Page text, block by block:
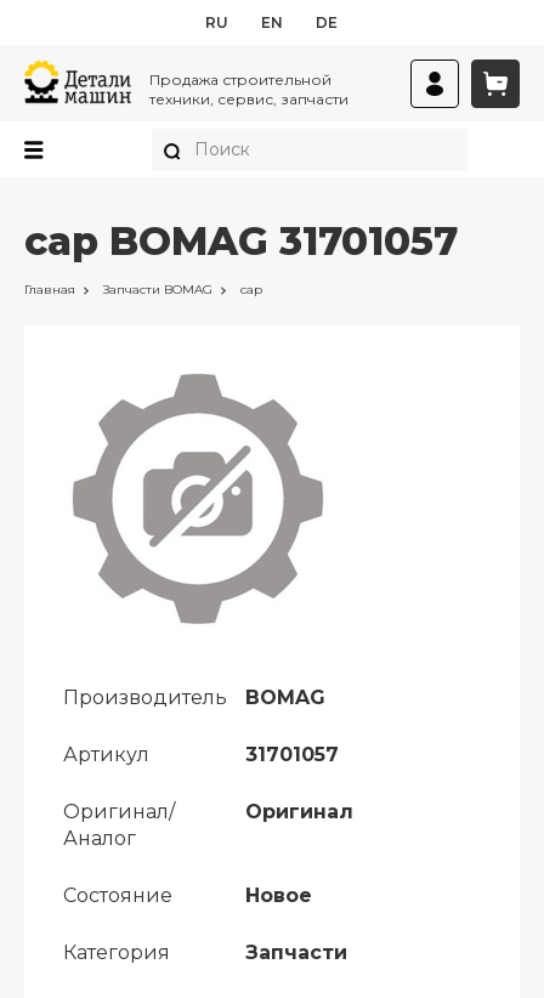
RU EN DE
Продажа строительной
техники, сервис, запчасти
cap BOMAG 31701057
Главная Запчасти BOMAG cap
Производитель BOMAG
Артикул 31701057
Оригинал/
Аналог
Оригинал
Состояние Новое
Категория Запчасти